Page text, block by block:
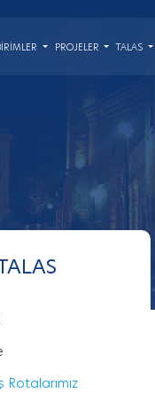
PROJELER TALAS
Rotalarımız